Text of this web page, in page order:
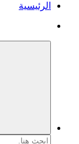
الرئيسية
البحث